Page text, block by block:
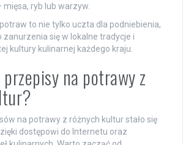
ryb lub warzyw.
to nie tylko uczta dla podniebienia,
zanurzenia się w lokalne tradycje i
kultury kulinarnej każdego kraju.
na potrawy z
na potrawy z różnych kultur stało się
dostępowi do Internetu oraz